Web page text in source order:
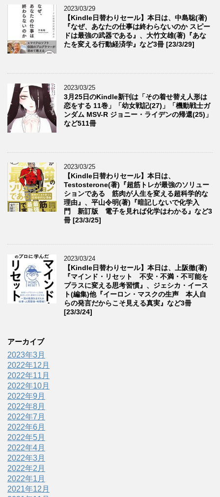
2023/03/29
【Kindle日替わりセール】本日は、中島聡(著)
『なぜ、あなたの仕事は終わらないのか スピー
ドは最強の武器である』、大竹文雄(著)『あな
たを変える行動経済学』など3冊 [23/3/29]
2023/03/25
3月25日のKindle新刊は「その着せ替え人形は
恋をする 11巻」「幼女戦記(27)」「機動戦士ガ
ンダム MSV-R ジョニー・ライデンの帰還(25)」
など511冊
2023/03/25
【Kindle日替わりセール】本日は、
Testosterone(著)『超筋トレが最強のソリュー
ションである 筋肉が人生を変える超科学的な
理由』、平山令明(著)『暗記しないで化学入
門 新訂版 電子を見れば化学はわかる』など3
冊 [23/3/25]
2023/03/24
【Kindle日替わりセール】本日は、上阪徹(著)
『マインド・リセット 不安・不満・不可能を
プラスに変える思考習慣』、ジェシカ・イース
ト(編集)他『イーロン・マスクの生声 本人自
らの発言だからこそ見える真実』など3冊
[23/3/24]
アーカイブ
2023年3月
2022年12月
2022年11月
2022年10月
2022年9月
2022年8月
2022年7月
2022年6月
2022年5月
2022年4月
2022年3月
2022年2月
2022年1月
2021年12月